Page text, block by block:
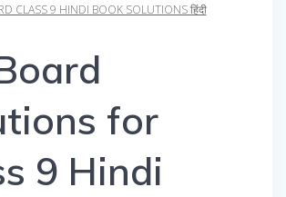
CLASS 9 HINDI BOOK SOLUTIONS हिंदी
for
9 Hindi